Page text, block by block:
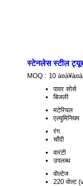
स्टेनलेस स्टील
MOQ : 10
पावर सोर्स
बिजली
मटेरियल
एल्युमिनियम
रंग
चाँदी
वारंटी
उपलब्ध
वोल्टेज
220 वोल्ट